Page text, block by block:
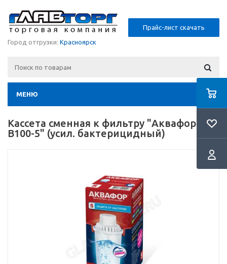
Прайс-лист скачать
Город отгрузки: Красноярск
МЕНЮ
Кассета сменная к фильтру "Аквафор
В100-5" (усил. бактерицидный)